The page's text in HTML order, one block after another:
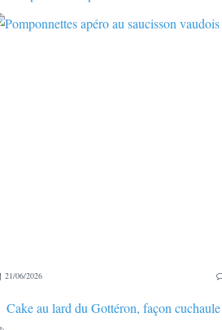
21/06/2026
Cake au lard du Gottéron, façon cuchaule